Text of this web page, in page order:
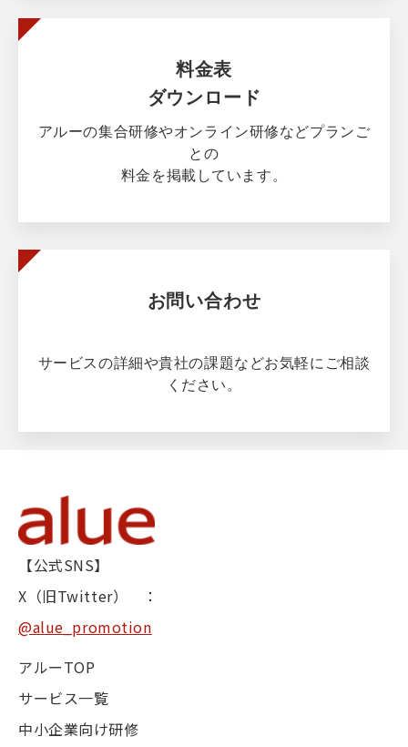
料金表
ダウンロード
アルーの集合研修やオンライン研修などプランご
との
料金を掲載しています。
お問い合わせ
サービスの詳細や貴社の課題などお気軽にご相談
ください。
【公式SNS】
X（旧Twitter） ：
@alue_promotion
アルーTOP
サービス一覧
中小企業向け研修